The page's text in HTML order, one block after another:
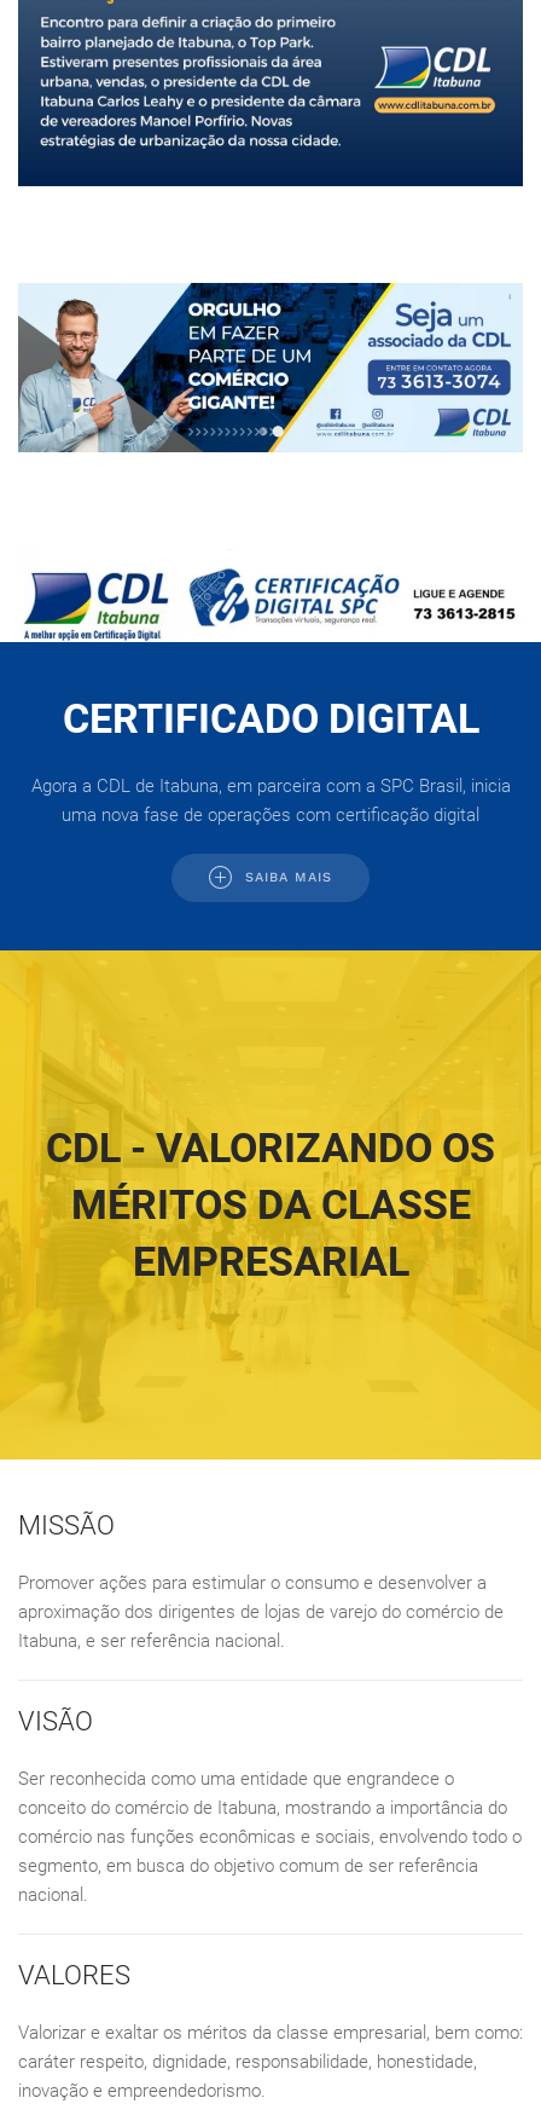
CERTIFICADO DIGITAL
Agora a CDL de Itabuna, em parceira com a SPC Brasil, inicia
uma nova fase de operações com certificação digital
SAIBA MAIS
CDL - VALORIZANDO OS
MÉRITOS DA CLASSE
EMPRESARIAL
MISSÃO
Promover ações para estimular o consumo e desenvolver a
aproximação dos dirigentes de lojas de varejo do comércio de
Itabuna, e ser referência nacional.
VISÃO
Ser reconhecida como uma entidade que engrandece o
conceito do comércio de Itabuna, mostrando a importância do
comércio nas funções econômicas e sociais, envolvendo todo o
segmento, em busca do objetivo comum de ser referência
nacional.
VALORES
Valorizar e exaltar os méritos da classe empresarial, bem como:
caráter respeito, dignidade, responsabilidade, honestidade,
inovação e empreendedorismo.